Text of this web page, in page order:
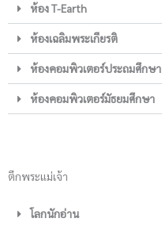
ห้อง T-Earth
ห้องเฉลิมพระเกียรติ
ห้องคอมพิวเตอร์ประถมศึกษา
ห้องคอมพิวเตอร์มัธยมศึกษา
ตึกพระแม่เจ้า
โลกนักอ่าน